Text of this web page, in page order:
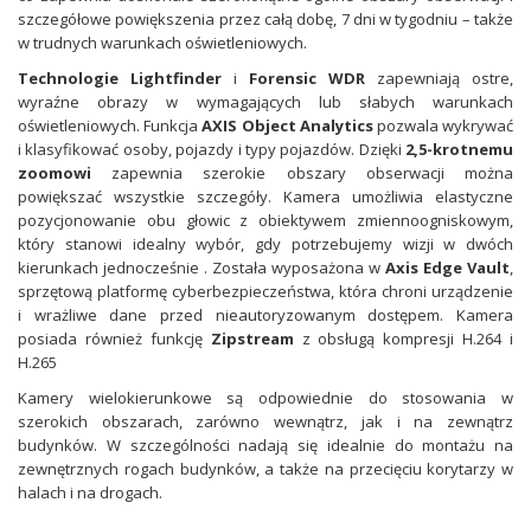
szczegółowe powiększenia przez całą dobę, 7 dni w tygodniu – także
w trudnych warunkach oświetleniowych.
Technologie Lightfinder i Forensic WDR zapewniają ostre,
wyraźne obrazy w wymagających lub słabych warunkach
oświetleniowych. FunkcjaAXIS Object Analyticspozwala wykrywać
i klasyfikować osoby, pojazdy i typy pojazdów. Dzięki 2,5-krotnemu
zoomowi zapewnia szerokie obszary obserwacji można
powiększać wszystkie szczegóły. Kamera umożliwia elastyczne
pozycjonowanie obu głowic z obiektywem zmiennoogniskowym,
który stanowi idealny wybór, gdy potrzebujemy wizji w dwóch
kierunkach jednocześnie . Została wyposażona w Axis Edge Vault,
sprzętową platformę cyberbezpieczeństwa, która chroni urządzenie
i wrażliwe dane przed nieautoryzowanym dostępem. Kamera
posiada również funkcję Zipstream z obsługą kompresji H.264 i
H.265
Kamery wielokierunkowe są odpowiednie do stosowania w
szerokich obszarach, zarówno wewnątrz, jak i na zewnątrz
budynków. W szczególności nadają się idealnie do montażu na
zewnętrznych rogach budynków, a także na przecięciu korytarzy w
halach i na drogach.